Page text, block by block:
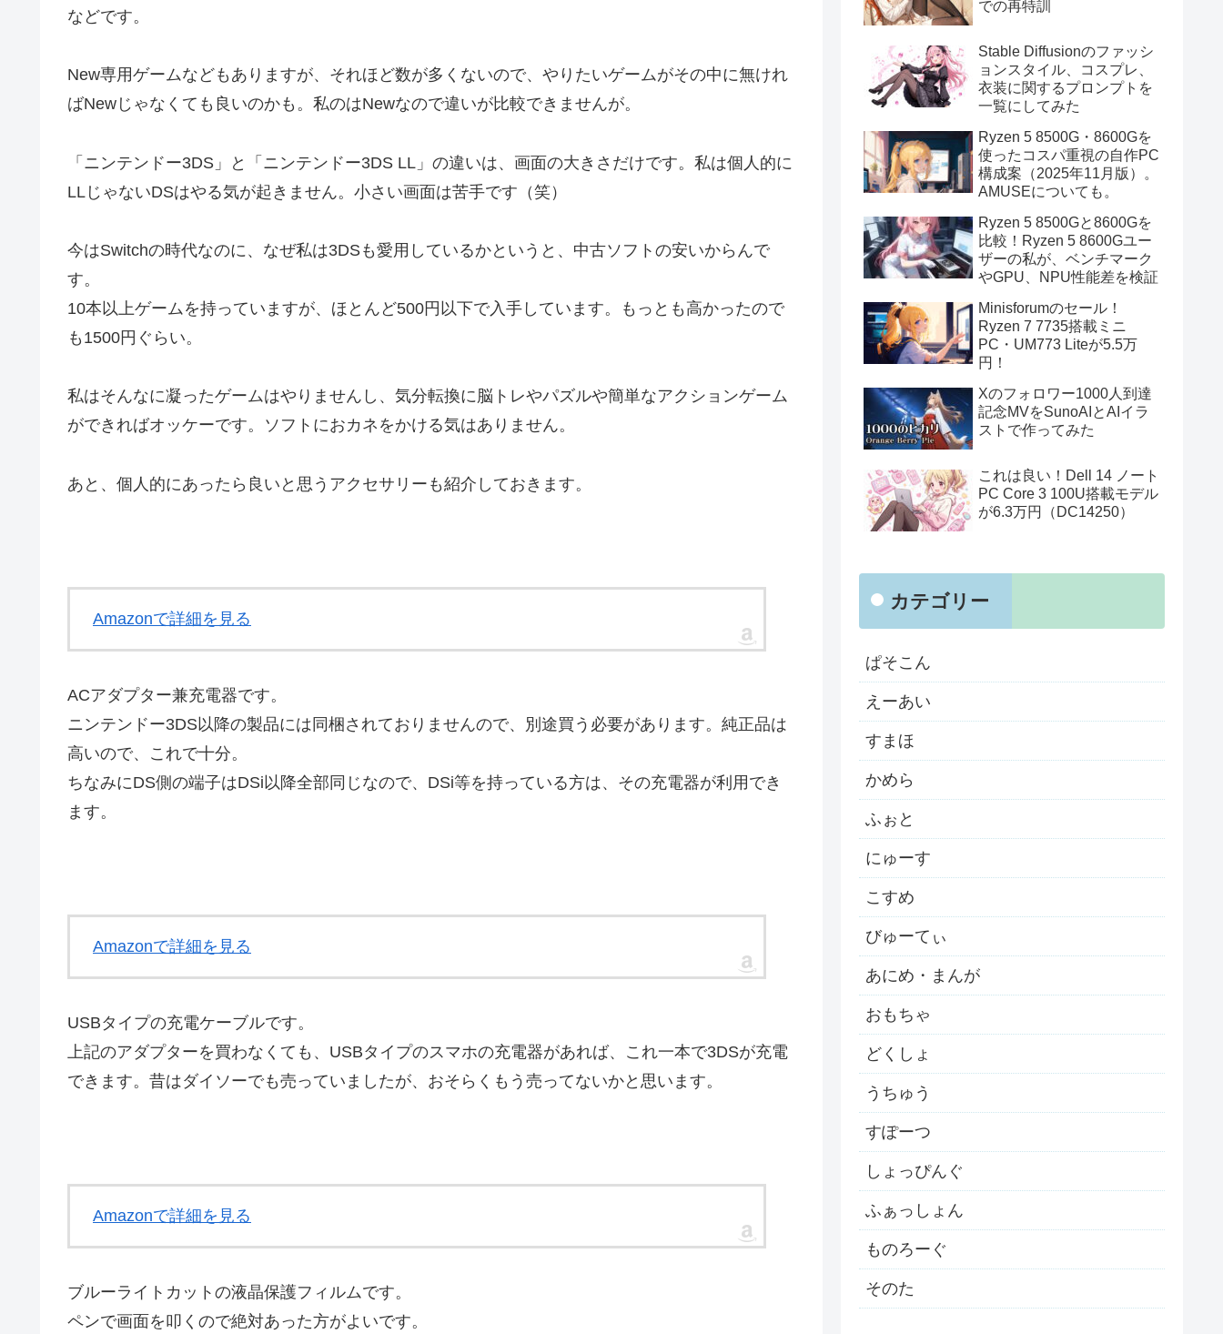
などです。
New専用ゲームなどもありますが、それほど数が多くないので、やりたいゲームがその中に無けれ
ばNewじゃなくても良いのかも。私のはNewなので違いが比較できませんが。
「ニンテンドー3DS」と「ニンテンドー3DS LL」の違いは、画面の大きさだけです。私は個人的に
LLじゃないDSはやる気が起きません。小さい画面は苦手です（笑）
今はSwitchの時代なのに、なぜ私は3DSも愛用しているかというと、中古ソフトの安いからんで
す。
10本以上ゲームを持っていますが、ほとんど500円以下で入手しています。もっとも高かったので
も1500円ぐらい。
私はそんなに凝ったゲームはやりませんし、気分転換に脳トレやパズルや簡単なアクションゲーム
ができればオッケーです。ソフトにおカネをかける気はありません。
あと、個人的にあったら良いと思うアクセサリーも紹介しておきます。
Amazonで詳細を見る
ACアダプター兼充電器です。
ニンテンドー3DS以降の製品には同梱されておりませんので、別途買う必要があります。純正品は
高いので、これで十分。
ちなみにDS側の端子はDSi以降全部同じなので、DSi等を持っている方は、その充電器が利用でき
ます。
Amazonで詳細を見る
USBタイプの充電ケーブルです。
上記のアダプターを買わなくても、USBタイプのスマホの充電器があれば、これ一本で3DSが充電
できます。昔はダイソーでも売っていましたが、おそらくもう売ってないかと思います。
Amazonで詳細を見る
ブルーライトカットの液晶保護フィルムです。
ペンで画面を叩くので絶対あった方がよいです。
での再特訓
Stable Diffusionのファッシ
ョンスタイル、コスプレ、
衣装に関するプロンプトを
一覧にしてみた
Ryzen 5 8500G・8600Gを
使ったコスパ重視の自作PC
構成案（2025年11月版）。
AMUSEについても。
Ryzen 5 8500Gと8600Gを
比較！Ryzen 5 8600Gユー
ザーの私が、ベンチマーク
やGPU、NPU性能差を検証
Minisforumのセール！
Ryzen 7 7735搭載ミニ
PC・UM773 Liteが5.5万
円！
Xのフォロワー1000人到達
記念MVをSunoAIとAIイラ
ストで作ってみた
これは良い！Dell 14 ノート
PC Core 3 100U搭載モデル
が6.3万円（DC14250）
カテゴリー
ぱそこん
えーあい
すまほ
かめら
ふぉと
にゅーす
こすめ
びゅーてぃ
あにめ・まんが
おもちゃ
どくしょ
うちゅう
すぽーつ
しょっぴんぐ
ふぁっしょん
ものろーぐ
そのた